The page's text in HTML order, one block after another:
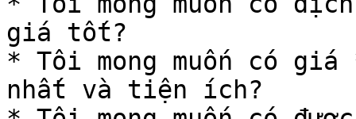
giá tốt?
* Tôi mong muốn có
nhất và tiện ích?